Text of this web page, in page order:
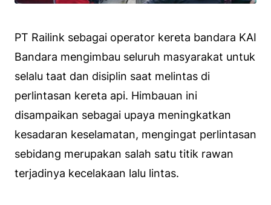
PT Railink sebagai operator kereta bandara KAI
Bandara mengimbau seluruh masyarakat untuk
selalu taat dan disiplin saat melintas di
perlintasan kereta api. Himbauan ini
disampaikan sebagai upaya meningkatkan
kesadaran keselamatan, mengingat perlintasan
sebidang merupakan salah satu titik rawan
terjadinya kecelakaan lalu lintas.